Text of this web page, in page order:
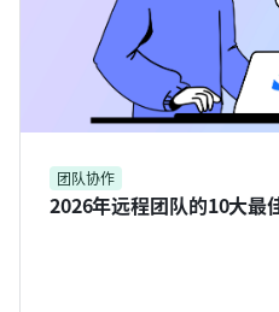
团队协作
2026年远程团队的10大最